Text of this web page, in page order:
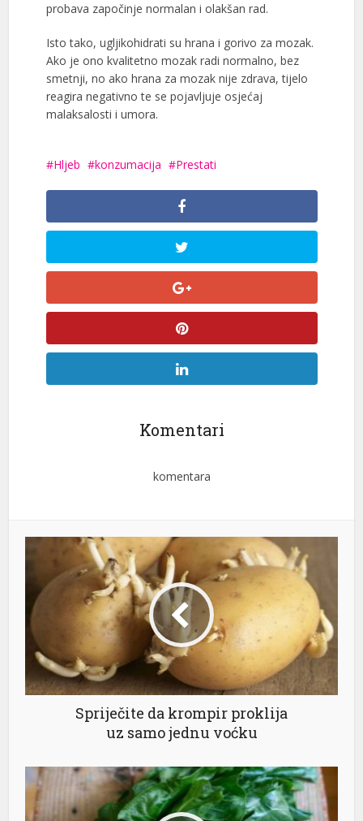
probava započinje normalan i olakšan rad.
Isto tako, ugljikohidrati su hrana i gorivo za mozak.
Ako je ono kvalitetno mozak radi normalno, bez
smetnji, no ako hrana za mozak nije zdrava, tijelo
reagira negativno te se pojavljuje osjećaj
malaksalosti i umora.
Hljeb konzumacija Prestati
Komentari
komentara
Spriječite da krompir proklija
uz samo jednu voćku